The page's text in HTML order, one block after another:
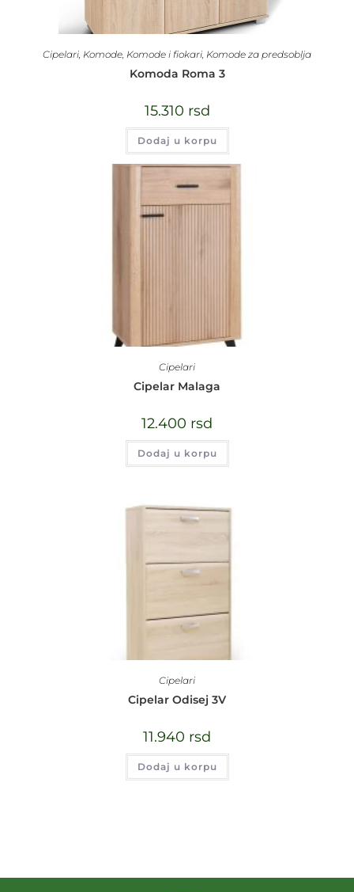
Cipelari Komode Komode i fiokari Komode za predsoblja
Komoda Roma 3
15.310 rsd
Dodaj u korpu
Cipelari
Cipelar Malaga
12.400 rsd
Dodaj u korpu
Cipelari
Cipelar Odisej 3V
11.940 rsd
Dodaj u korpu